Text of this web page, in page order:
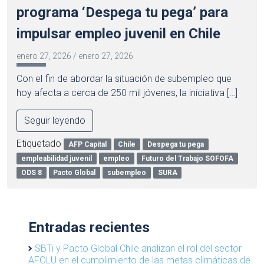
programa ‘Despega tu pega’ para
impulsar empleo juvenil en Chile
enero 27, 2026 / enero 27, 2026
Con el fin de abordar la situación de subempleo que
hoy afecta a cerca de 250 mil jóvenes, la iniciativa […]
Seguir leyendo
Etiquetado AFP Capital Chile
Despega tu pega
empleabilidad juvenil
empleo
Futuro del Trabajo SOFOFA
ODS 8
Pacto Global subempleo SURA
Entradas recientes
SBTi y Pacto Global Chile analizan el rol del sector
AFOLU en el cumplimiento de las metas climáticas de